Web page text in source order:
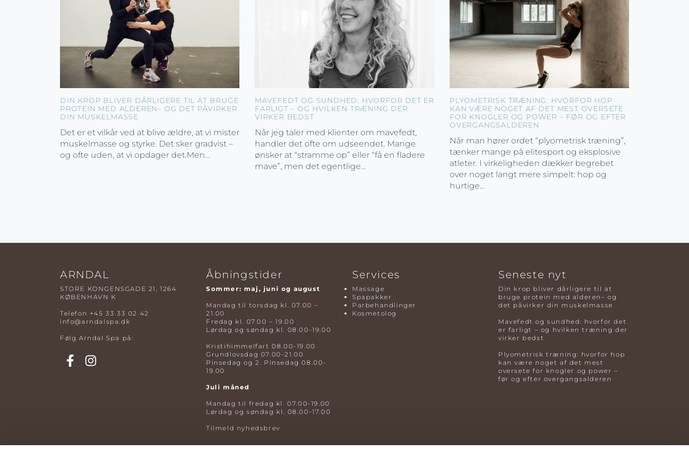
DIN KROP BLIVER DÅRLIGERE TIL AT BRUGE
PROTEIN MED ALDEREN– OG DET PÅVIRKER
DIN MUSKELMASSE
Det er et vilkår ved at blive ældre, at vi mister
muskelmasse og styrke. Det sker gradvist –
og ofte uden, at vi opdager det.Men...
MAVEFEDT OG SUNDHED: HVORFOR DET ER
FARLIGT – OG HVILKEN TRÆNING DER
VIRKER BEDST
Når jeg taler med klienter om mavefedt,
handler det ofte om udseendet. Mange
ønsker at “stramme op” eller “få en fladere
mave”, men det egentlige...
PLYOMETRISK TRÆNING: HVORFOR HOP
KAN VÆRE NOGET AF DET MEST OVERSETE
FOR KNOGLER OG POWER – FØR OG EFTER
OVERGANGSALDEREN
Når man hører ordet “plyometrisk træning”,
tænker mange på elitesport og eksplosive
atleter. I virkeligheden dækker begrebet
over noget langt mere simpelt: hop og
hurtige...
ARNDAL
STORE KONGENSGADE 21, 1264
KØBENHAVN K
Telefon +45 33 33 02 42
info@arndalspa.dk
Følg Arndal Spa på:
Åbningstider
Sommer: maj, juni og august
Mandag til torsdag kl. 07.00 –
21.00
Fredag kl. 07.00 – 19.00
Lørdag og søndag kl. 08.00-19.00
Kristihimmelfart 08.00-19.00
Grundlovsdag 07.00-21.00
Pinsedag og 2. Pinsedag 08.00-
19.00
Juli måned
Mandag til fredag kl. 07.00-19.00
Lørdag og søndag kl. 08.00-17.00
Tilmeld nyhedsbrev
Services
Massage
Spapakker
Parbehandlinger
Kosmetolog
Seneste nyt
Din krop bliver dårligere til at
bruge protein med alderen– og
det påvirker din muskelmasse
Mavefedt og sundhed: hvorfor det
er farligt – og hvilken træning der
virker bedst
Plyometrisk træning: hvorfor hop
kan være noget af det mest
oversete for knogler og power –
før og efter overgangsalderen